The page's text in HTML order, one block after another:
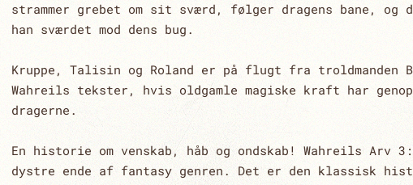
strammer grebet om sit sværd, følger dragens bane, og
han sværdet mod dens bug.
Kruppe, Talisin og Roland er på flugt fra troldmanden
Wahreils tekster, hvis oldgamle magiske kraft har
dragerne.
En historie om venskab, håb og ondskab! Wahreils Arv
dystre ende af fantasy genren. Det er den klassisk